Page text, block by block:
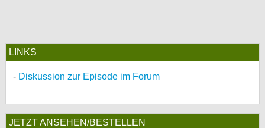
LINKS
Diskussion zur Episode im Forum
JETZT ANSEHEN/BESTELLEN